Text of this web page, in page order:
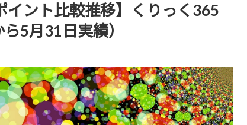
イント比較推移】くりっく365
5月31日実績）